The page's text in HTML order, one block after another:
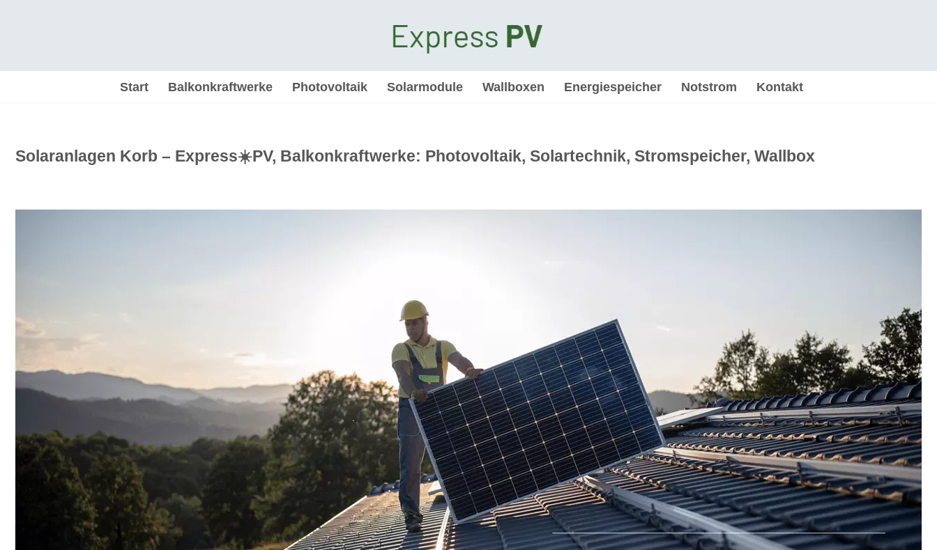
springen
Start Balkonkraftwerke Photovoltaik Solarmodule Wallboxen Energiespeicher Notstrom Kontakt
Solaranlagen Korb – Express☀️PV, Balkonkraftwerke: Photovoltaik, Solartechnik, Stromspeicher, Wallbox